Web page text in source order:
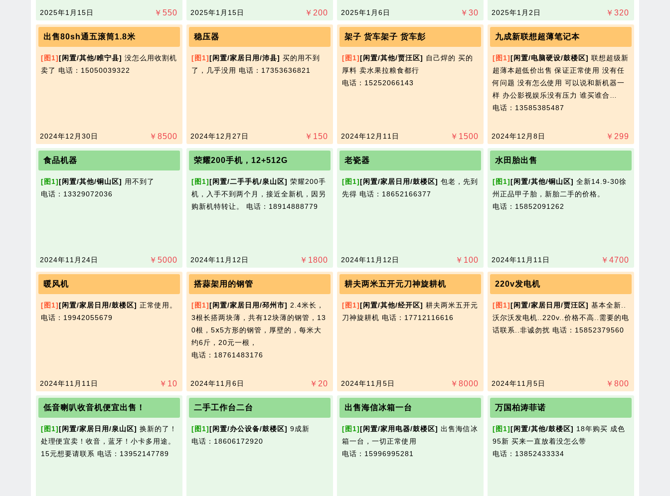
￥ 550
2025年1月15日 ￥ 200
2025年1月15日 ￥ 30
2025年1月6日 ￥ 320
2025年1月2日
出售80sh通五滚筒1.8米
[图1][闲置/其他/睢宁县] 没怎么用收割机
卖了 电话：15050039322
￥ 8500
2024年12月30日
稳压器
[图1][闲置/家居日用/沛县] 买的用不到
了，几乎没用​‌‌ 电话：17353636821
￥ 150
2024年12月27日
架子 货车架子 货车彭
[图1][闲置/其他/贾汪区] 自己焊的 买的
厚料 卖水果拉粮食都行​‌‌
电话：15252066143
￥ 1500
2024年12月11日
九成新联想超薄笔记本
[图1][闲置/电脑硬设/鼓楼区] 联想超级新
超薄本超低价出售 保证正常使用 没有任​‌‌
何问题 没有怎么使用 可以说和新机器一
样 办公影视娱乐没有压力 谁买谁合…
电话：13585385487
￥ 299
2024年12月8日
食品机器
[图1][闲置/其他/铜山区] 用不到了​‌‌
电话：13329072036
￥ 5000
2024年11月24日
荣耀200手机，12+512G
[图1][闲置/二手手机/泉山区] 荣耀200手
机，入手不到两个月，接近全新机，因另
购​‌‌新机特转让。 电话：18914888779
￥ 1800
2024年11月12日
老瓷器
[图1][闲置/家居日用/鼓楼区] 包老，先到
先得​‌‌ 电话：18652166377
￥ 100
2024年11月12日
水田胎出售
[图1][闲置/其他/铜山区] 全新14.9-30徐
州正品甲子胎，新胎二手的价格。​‌‌
电话：15852091262
￥ 4700
2024年11月11日
暖风机
[图1][闲置/家居日用/鼓楼区] 正常使用。​‌‌
电话：19942055679
￥ 10
2024年11月11日
搭蒜架用的钢管
[图1][闲置/家居日用/邳州市] 2.4米长，
3根长搭两块薄，共有12块薄的钢管，1​‌‌3
0根，5ⅹ5方形的钢管，厚壁的，每米大
约6斤，20元一根，
电话：18761483176
￥ 20
2024年11月6日
耕夫两米五开元刀神旋耕机
[图1][闲置/其他/经开区] 耕夫两米五开元
刀神旋耕机 电话：17712116616
￥ 8000
2024年11月5日
220v发电机
[图1][闲置/家居日用/贾汪区] 基本全新..
沃尔沃发电机..220v..价格不高.​‌‌.需要的电
话联系..非诚勿扰 电话：15852379560
￥ 800
2024年11月5日
低音喇叭收音机便宜出售！
[图1][闲置/家居日用/泉山区] 换新的了！
处理便宜卖！收音，蓝牙！小卡多用途。
15​‌‌元想要请联系 电话：13952147789
二手工作台二台
[图1][闲置/办公设备/鼓楼区] 9成新​‌‌
电话：18606172920
出售海信冰箱一台
[图1][闲置/家用电器/鼓楼区] 出售海信冰
箱一台，一切正常使用​‌‌
电话：15996995281
万国柏涛菲诺
[图1][闲置/其他/鼓楼区] 18年购买 成色
95新 买来一直放着没怎么带​‌‌
电话：13852433334